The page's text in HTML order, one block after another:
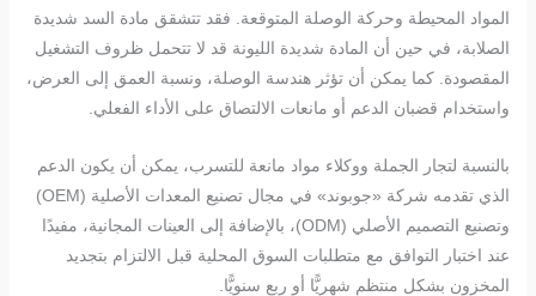
المواد المحيطة وحركة الوصلة المتوقعة. فقد تتشقق مادة السد شديدة
الصلابة، في حين أن المادة شديدة الليونة قد لا تتحمل ظروف التشغيل
المقصودة. كما يمكن أن تؤثر هندسة الوصلة، ونسبة العمق إلى العرض،
واستخدام قضبان الدعم أو مانعات الالتصاق على الأداء الفعلي.
بالنسبة لتجار الجملة ووكلاء مواد مانعة للتسرب، يمكن أن يكون الدعم
الذي تقدمه شركة «جوبوند» في مجال تصنيع المعدات الأصلية (OEM)
وتصنيع التصميم الأصلي (ODM)، بالإضافة إلى العينات المجانية، مفيدًا
عند اختبار التوافق مع متطلبات السوق المحلية قبل الالتزام بتجديد
المخزون بشكل منتظم شهريًّا أو ربع سنويًّا.